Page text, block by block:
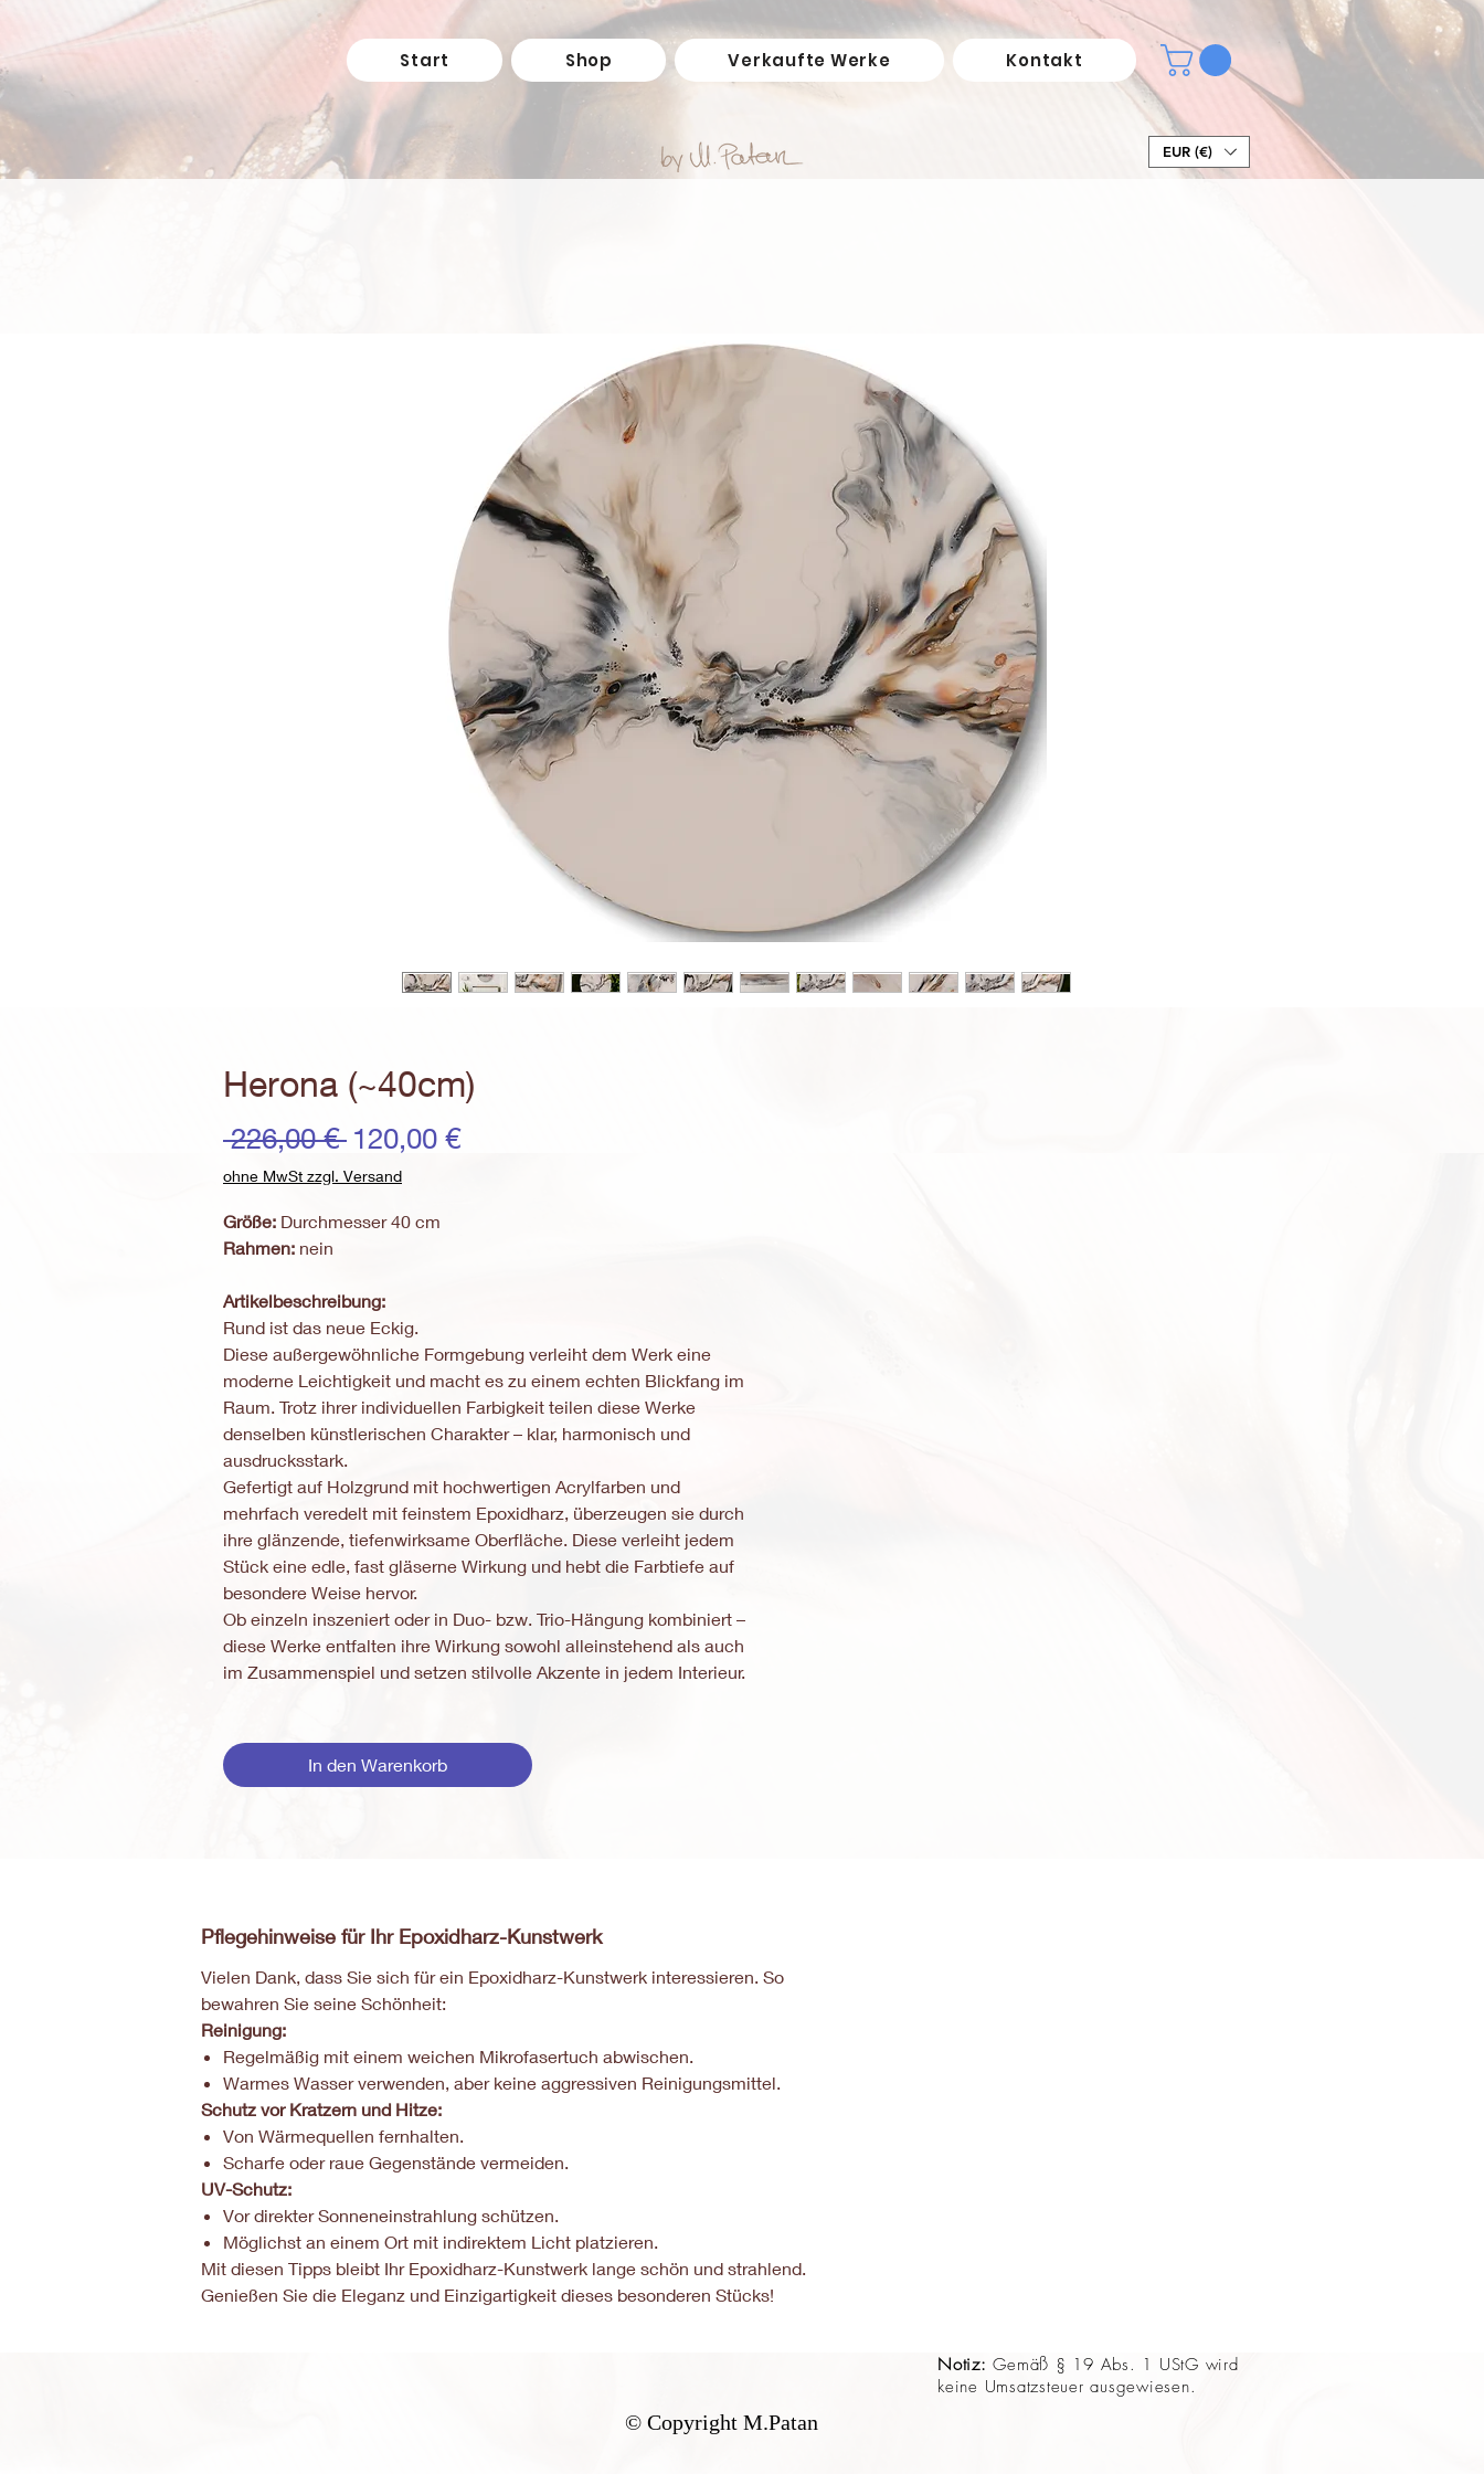
Start Shop Verkaufte Werke Kontakt
EUR (€)
Herona (~40cm)
226,00 € Standardpreis
120,00 €Sale-
ohne MwSt zzgl. Versand
Größe: Durchmesser 40 cm
Rahmen: nein
Artikelbeschreibung:
Rund ist das neue Eckig.
Diese außergewöhnliche Formgebung verleiht dem Werk eine
moderne Leichtigkeit und macht es zu einem echten Blickfang im
Raum. Trotz ihrer individuellen Farbigkeit teilen diese Werke
denselben künstlerischen Charakter – klar, harmonisch und
ausdrucksstark.
Gefertigt auf Holzgrund mit hochwertigen Acrylfarben und
mehrfach veredelt mit feinstem Epoxidharz, überzeugen sie durch
ihre glänzende, tiefenwirksame Oberfläche. Diese verleiht jedem
Stück eine edle, fast gläserne Wirkung und hebt die Farbtiefe auf
besondere Weise hervor.
Ob einzeln inszeniert oder in Duo- bzw. Trio-Hängung kombiniert –
diese Werke entfalten ihre Wirkung sowohl alleinstehend als auch
im Zusammenspiel und setzen stilvolle Akzente in jedem Interieur.
In den Warenkorb
Pflegehinweise für Ihr Epoxidharz-Kunstwerk
Vielen Dank, dass Sie sich für ein Epoxidharz-Kunstwerk interessieren. So
bewahren Sie seine Schönheit:
Reinigung:
Regelmäßig mit einem weichen Mikrofasertuch abwischen.
Warmes Wasser verwenden, aber keine aggressiven Reinigungsmittel.
Schutz vor Kratzern und Hitze:
Von Wärmequellen fernhalten.
Scharfe oder raue Gegenstände vermeiden.
UV-Schutz:
Vor direkter Sonneneinstrahlung schützen.
Möglichst an einem Ort mit indirektem Licht platzieren.
Mit diesen Tipps bleibt Ihr Epoxidharz-Kunstwerk lange schön und strahlend.
Genießen Sie die Eleganz und Einzigartigkeit dieses besonderen Stücks!
Notiz: Gemäß § 19 Abs. 1 UStG wird
keine Umsatzsteuer ausgewiesen.
© Copyright M.Patan